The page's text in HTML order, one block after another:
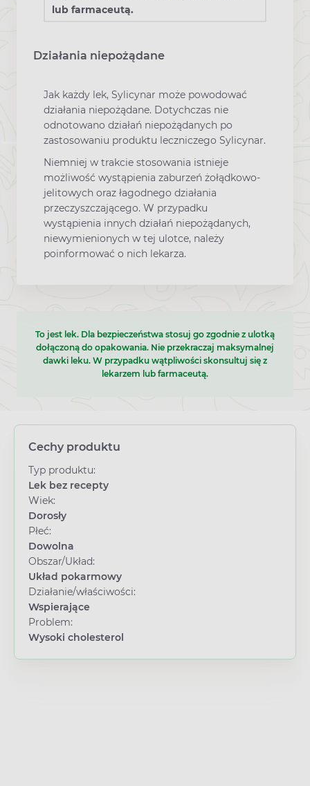
lub farmaceutą.
Działania niepożądane
Jak każdy lek, Sylicynar może powodować
działania niepożądane. Dotychczas nie
odnotowano działań niepożądanych po
zastosowaniu produktu leczniczego Sylicynar.
Niemniej w trakcie stosowania istnieje
możliwość wystąpienia zaburzeń żołądkowo-
jelitowych oraz łagodnego działania
przeczyszczającego. W przypadku
wystąpienia innych działań niepożądanych,
niewymienionych w tej ulotce, należy
poinformować o nich lekarza.
To jest lek. Dla bezpieczeństwa stosuj go zgodnie z ulotką
dołączoną do opakowania. Nie przekraczaj maksymalnej
dawki leku. W przypadku wątpliwości skonsultuj się z
lekarzem lub farmaceutą.
Cechy produktu
Typ produktu:
Lek bez recepty
Wiek:
Dorosły
Płeć:
Dowolna
Obszar/Układ:
Układ pokarmowy
Działanie/właściwości:
Wspierające
Problem:
Wysoki cholesterol